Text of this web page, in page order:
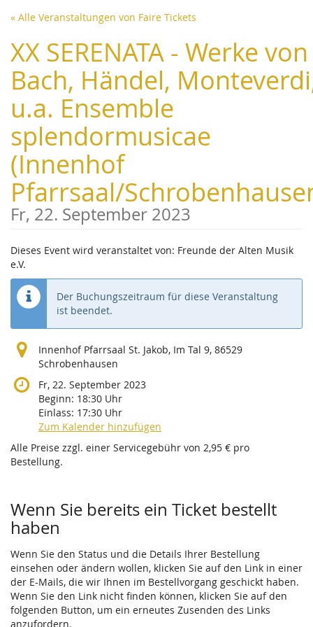
Zum
Inhalt
springen
« Alle Veranstaltungen von Faire Tickets
XX SERENATA - Werke von
Bach, Händel,
u.a. Ensemble
splendormusicae
(Innenhof
Pfarrsaal/
Fr, 22. September 2023
Dieses Event wird veranstaltet von: Freunde der Alten Musik
e.V.
Der Buchungszeitraum für diese Veranstaltung
ist beendet.
Innenhof Pfarrsaal St. Jakob, Im Tal 9, 86529
Schrobenhausen
Fr, 22. September 2023
Beginn: 18:30 Uhr
Einlass: 17:30 Uhr
Zum Kalender hinzufügen
Alle Preise zzgl. einer Servicegebühr von 2,95 € pro
Bestellung.
Wenn Sie bereits ein Ticket bestellt
haben
Wenn Sie den Status und die Details Ihrer Bestellung
einsehen oder ändern wollen, klicken Sie auf den Link in einer
der E-Mails, die wir Ihnen im Bestellvorgang geschickt haben.
Wenn Sie den Link nicht finden können, klicken Sie auf den
folgenden Button, um ein erneutes Zusenden des Links
anzufordern.